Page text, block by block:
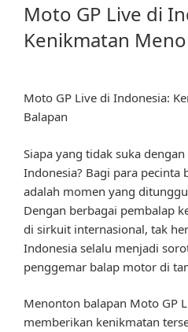
Moto GP Live di
Kenikmatan
Moto GP Live di Indonesia:
Balapan
Siapa yang tidak suka
Indonesia? Bagi para pecinta
adalah momen yang
Dengan berbagai pembalap
di sirkuit internasional, tak
Indonesia selalu menjadi
penggemar balap motor di
Menonton balapan Moto GP
memberikan kenikmatan